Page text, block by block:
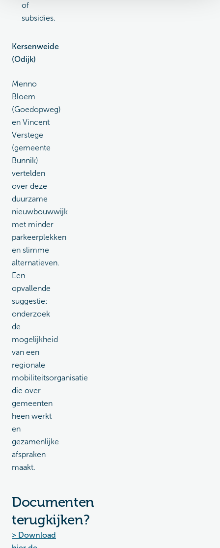
of
subsidies.
Kersenweide
(Odijk)
Menno
Bloem
(Goedopweg)
en Vincent
Verstege
(gemeente
Bunnik)
vertelden
over deze
duurzame
nieuwbouwwijk
met minder
parkeerplekken
en slimme
alternatieven.
Een
opvallende
suggestie:
onderzoek
de
mogelijkheid
van een
regionale
mobiliteitsorganisatie
die over
gemeenten
heen werkt
en
gezamenlijke
afspraken
maakt.
Documenten
terugkijken?
> Download